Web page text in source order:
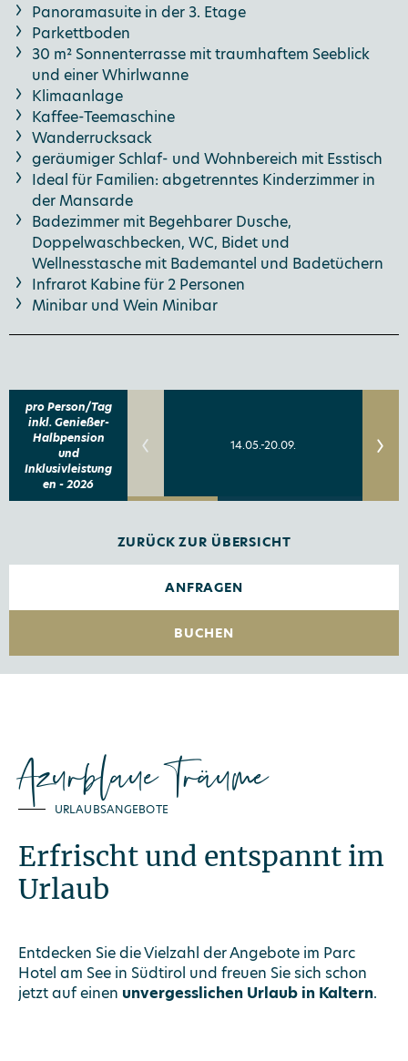
Panoramasuite in der 3. Etage
Parkettboden
30 m² Sonnenterrasse mit traumhaftem Seeblick
und einer Whirlwanne
Klimaanlage
Kaffee-Teemaschine
Wanderrucksack
geräumiger Schlaf- und Wohnbereich mit Esstisch
Ideal für Familien: abgetrenntes Kinderzimmer in
der Mansarde
Badezimmer mit Begehbarer Dusche,
Doppelwaschbecken, WC, Bidet und
Wellnesstasche mit Bademantel und Badetüchern
Infrarot Kabine für 2 Personen
Minibar und Wein Minibar
pro Person/Tag
inkl. Genießer-
Halbpension
und
Inklusivleistung
en - 2026
14.05.-20.09.
ZURÜCK ZUR ÜBERSICHT
ANFRAGEN
BUCHEN
Azurblaue Träume
URLAUBSANGEBOTE
Erfrischt und entspannt im
Urlaub
​​Entdecken Sie die Vielzahl der Angebote im Parc
Hotel am See in Südtirol und freuen Sie sich schon
jetzt auf einen unvergesslichen Urlaub in Kaltern.